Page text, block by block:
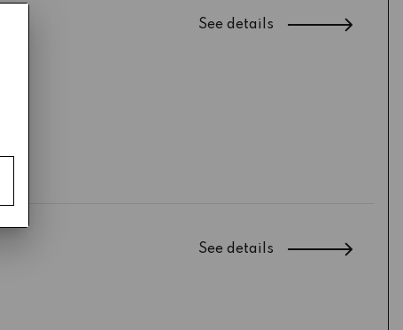
See details
See details